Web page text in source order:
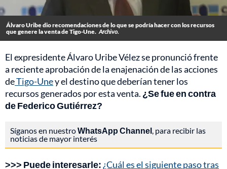
Álvaro Uribe dio recomendaciones de lo que se podría hacer con los recursos
que genere la venta de Tigo-Une. Archivo.
El expresidente Álvaro Uribe Vélez se pronunció frente
a reciente aprobación de la enajenación de las acciones
deTigo-Uney el destino que deberían tener los
recursos generados por esta venta. ¿Se fue en contra
de Federico Gutiérrez?
Síganos en nuestroWhatsApp Channel, para recibir las
noticias de mayor interés
>>> Puede interesarle: ¿Cuál es el siguiente paso tras